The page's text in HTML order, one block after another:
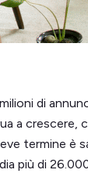
di
a crescere,
termine è
più di